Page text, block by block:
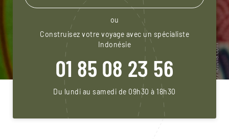
ou
Construisez votre voyage avec un spécialiste
Indonésie
01 85 08 23 56
Du lundi au samedi de 09h30 à 18h30